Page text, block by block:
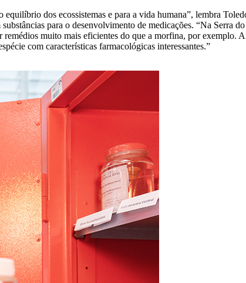
dos ecossistemas e para a vida humana”, lembra
para o desenvolvimento de medicações. “Na Serra
muito mais eficientes do que a morfina, por exemplo.
com características farmacológicas interessantes.”